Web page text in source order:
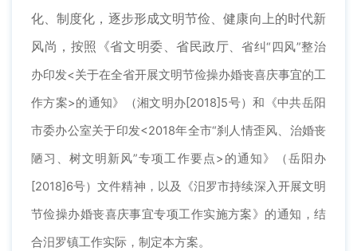
化、制度化，逐步形成文明节俭、健康向上的时代新
风尚，按照《省文明委、省民政厅、省纠“四风”整治
办印发<关于在全省开展文明节俭操办婚丧喜庆事宜的工
作方案>的通知》（湘文明办[2018]5号）和《中共岳阳
市委办公室关于印发<2018年全市“刹人情歪风、治婚丧
陋习、树文明新风”专项工作要点>的通知》（岳阳办
[2018]6号）文件精神，以及《汨罗市持续深入开展文明
节俭操办婚丧喜庆事宜专项工作实施方案》的通知，结
合汨罗镇工作实际，制定本方案。